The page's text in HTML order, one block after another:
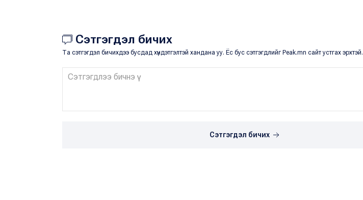
Сэтгэгдэл бичих
Та сэтгэгдэл бичихдээ бусдад хүндэтгэлтэй хандана уу. Ёс бус сэтгэгдлийг Peak.mn сайт устгах эрхтэй.
Сэтгэгдэл бичих